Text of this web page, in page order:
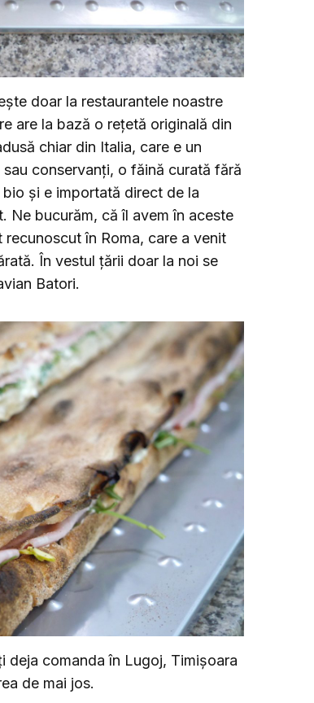
doar la restaurantele noastre
are la bază o rețetă originală din
chiar din Italia, care e un
conservanți, o făină curată fără
și e importată direct de la
Ne bucurăm, că îl avem în aceste
în Roma, care a venit
În vestul țării doar la noi se
Batori.
deja comanda în Lugoj, Timișoara
de mai jos.